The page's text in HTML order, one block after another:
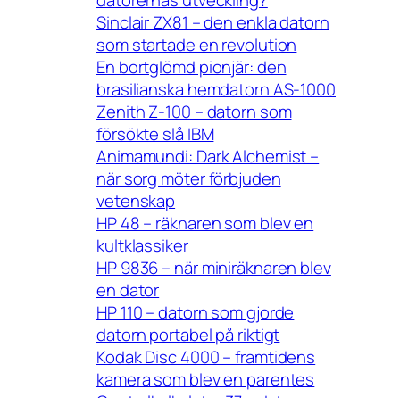
Sinclair ZX81 – den enkla datorn
som startade en revolution
En bortglömd pionjär: den
brasilianska hemdatorn AS-1000
Zenith Z-100 – datorn som
försökte slå IBM
Animamundi: Dark Alchemist –
när sorg möter förbjuden
vetenskap
HP 48 – räknaren som blev en
kultklassiker
HP 9836 – när miniräknaren blev
en dator
HP 110 – datorn som gjorde
datorn portabel på riktigt
Kodak Disc 4000 – framtidens
kamera som blev en parentes